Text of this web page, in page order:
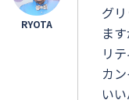
グ
ま
リ
カ
い